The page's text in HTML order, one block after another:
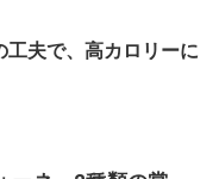
夫で、高カロリーに